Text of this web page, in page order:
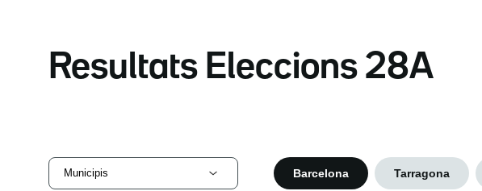
Resultats Eleccions 28A
Municipis Barcelona Tarragona